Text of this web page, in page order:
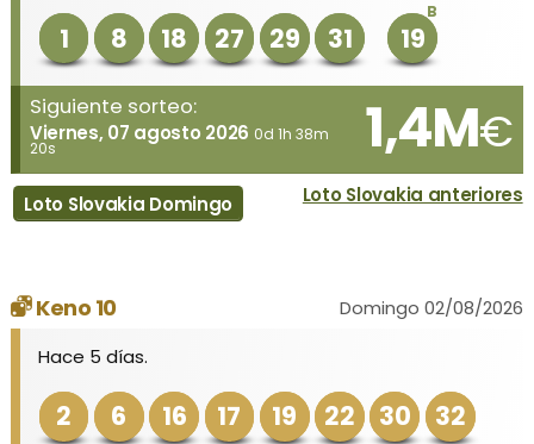
1 8 18 27 29 31
B
19
Siguiente sorteo:
Viernes, 07 agosto 2026 0d 1h 38m
20s 1,4M€
Loto Slovakia Domingo Loto Slovakia anteriores
Keno 10
Domingo 02/08/2026
Hace 5 días.
2 6 16 17 19 22 30
32